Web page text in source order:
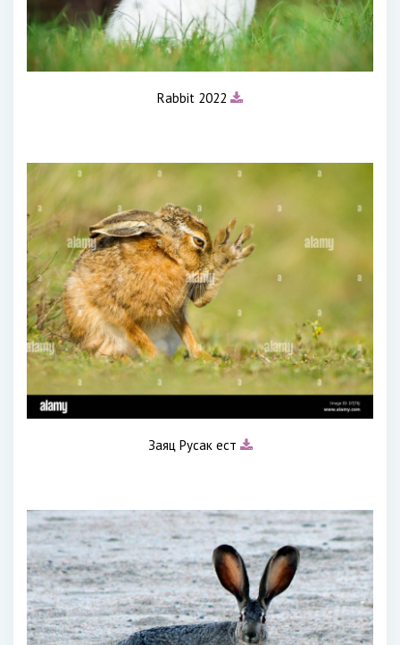
Rabbit 2022
Заяц Русак ест